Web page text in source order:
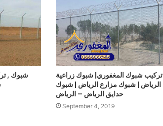
شبوك ,
تركيب شبوك المغفوري| شبوك زراعية
الرياض | شبوك مزارع الرياض | شبوك
حدايق الرياض – الرياض
September 4, 2019